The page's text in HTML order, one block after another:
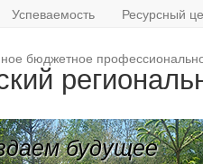
Успеваемость Ресурсный
бюджетное
будущее